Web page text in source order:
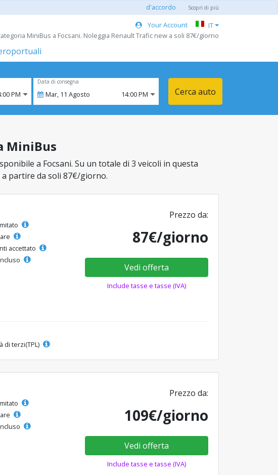
d'accordo Scopri di più
Your Account
IT
MiniBus a Focsani. Noleggia Renault Trafic new a soli 87€/giorno
PM
Data di consegna
Mar, 11 Agosto 14:00 PM Cerca auto
MiniBus
a Focsani. Su un totale di 3 veicoli in questa
partire da soli 87€/giorno.
accettato
Prezzo da:
87€/giorno
Vedi offerta
Include tasse e tasse (IVA)
di terzi(TPL)
Prezzo da:
109€/giorno
Vedi offerta
Include tasse e tasse (IVA)